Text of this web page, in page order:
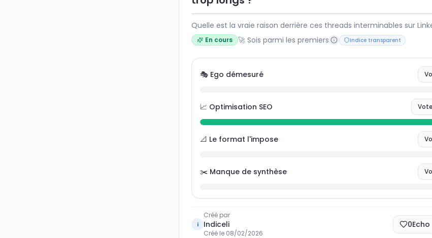
Quelle est la vraie raison derrière ces threads interminables sur
En cours 🚀 Sois parmi les premiers Indice transparent
🎭 Ego démesuré
📈 Optimisation SEO
📐 Le format l'impose
✂️ Manque de synthèse
i
Créé par
Indiceli
Créé le 08/02/2026
0Echo